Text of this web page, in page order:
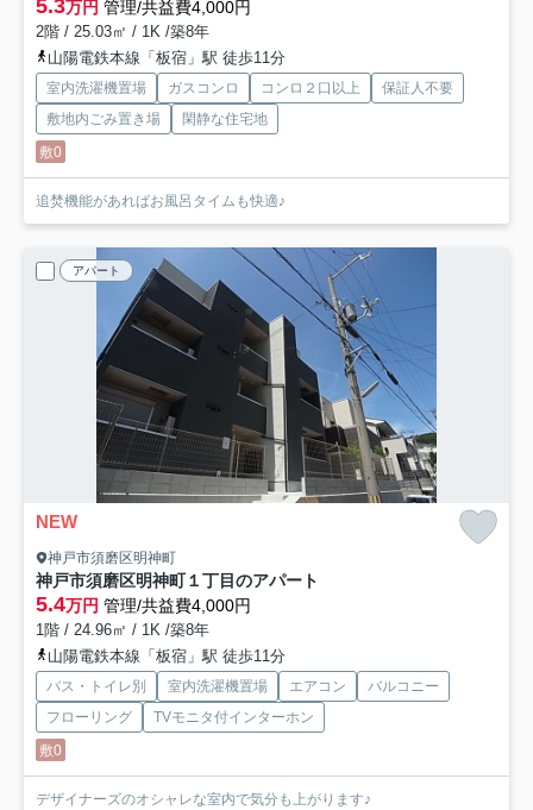
5.3万円 管理/共益費4,000円
2階 / 25.03㎡ / 1K /築8年
山陽電鉄本線「板宿」駅 徒歩11分
室内洗濯機置場 ガスコンロ コンロ２口以上
保証人不要
敷地内ごみ置き場
閑静な住宅地
敷0
追焚機能があればお風呂タイムも快適♪
アパート
NEW
神戸市須磨区明神町
神戸市須磨区明神町１丁目のアパート
5.4万円 管理/共益費4,000円
1階 / 24.96㎡ / 1K /築8年
山陽電鉄本線「板宿」駅 徒歩11分
バス・トイレ別 室内洗濯機置場 エアコン
バルコニー
フローリング
TVモニタ付インターホン
敷0
デザイナーズのオシャレな室内で気分も上がります♪